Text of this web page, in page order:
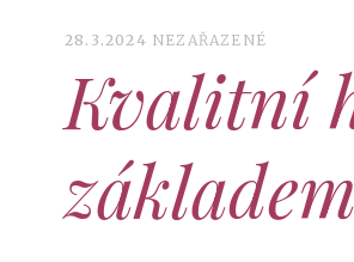
28.3.2024 NEZAŘAZENÉ
Kvalitní